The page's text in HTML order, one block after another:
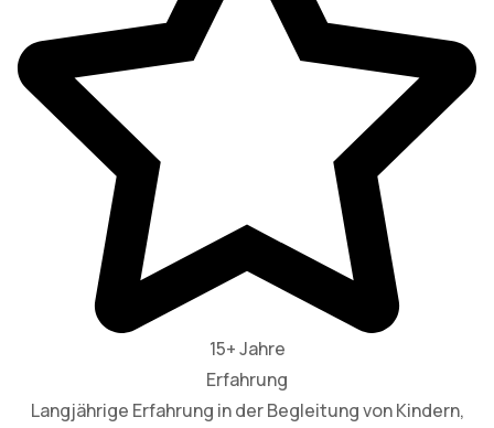
15+ Jahre
Erfahrung
Langjährige Erfahrung in der Begleitung von Kindern,